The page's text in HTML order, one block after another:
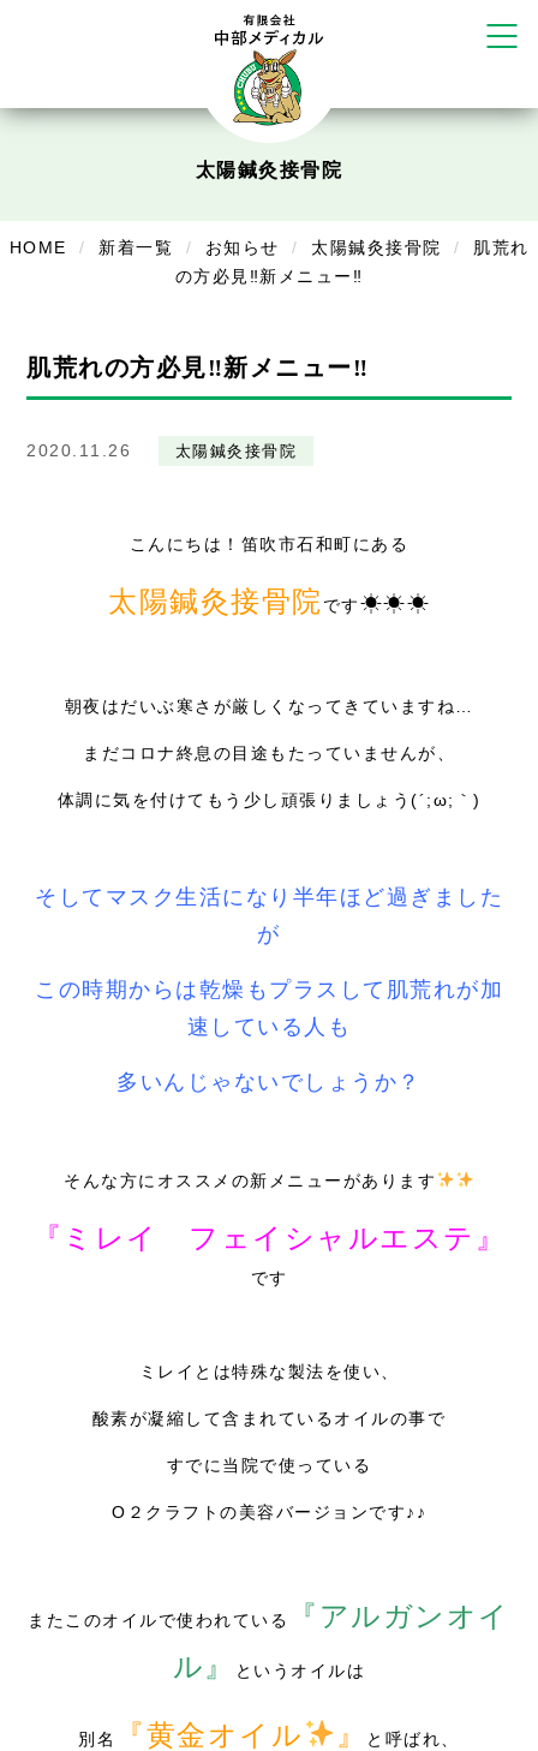
デイサービス
美容鍼・コルギ
太陽鍼灸接骨院
HOME 新着一覧 お知らせ 太陽鍼灸接骨院
肌荒れ
の方必見‼新メニュー‼
肌荒れの方必見‼新メニュー‼
2020.11.26 太陽鍼灸接骨院
こんにちは！笛吹市石和町にある
太陽鍼灸接骨院です☀☀☀
朝夜はだいぶ寒さが厳しくなってきていますね…
まだコロナ終息の目途もたっていませんが、
体調に気を付けてもう少し頑張りましょう(´;ω;｀)
そしてマスク生活になり半年ほど過ぎました
が
この時期からは乾燥もプラスして肌荒れが加
速している人も
多いんじゃないでしょうか？
そんな方にオススメの新メニューがあります
『ミレイ フェイシャルエステ』
です
ミレイとは特殊な製法を使い、
酸素が凝縮して含まれているオイルの事で
すでに当院で使っている
O２クラフトの美容バージョンです♪♪
またこのオイルで使われている
『アルガンオイ
ル』
というオイルは
別名 『黄金オイル 』 と呼ばれ、